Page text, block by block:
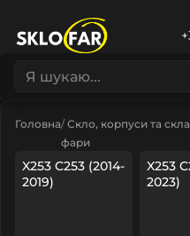
Головна Скло, корпуси та
фари
X253 C253 (2014-
2019)
X253
2023)